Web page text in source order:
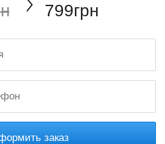
799грн
заказ